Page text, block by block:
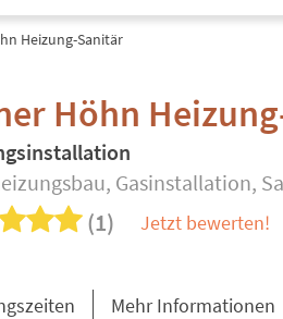
Heizung-Sanitär
Höhn
Gasinstallation,
(1) Jetzt bewerten!
Mehr Informationen